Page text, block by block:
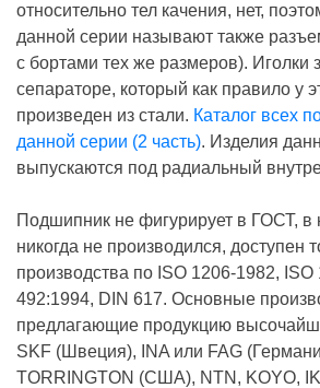
относительно тел качения, нет,
данной серии называют также
с бортами тех же размеров). Иголки
сепараторе, который как правило у
произведен из стали. Каталог всех
данной серии (2 часть). Изделия
выпускаются под радиальный
Подшипник не фигурирует в ГОСТ, в
никогда не производился, доступен
производства по ISO 1206-1982, ISO
492:1994, DIN 617. Основные
предлагающие продукцию
SKF (Швеция), INA или FAG
TORRINGTON (США), NTN, KOYO,